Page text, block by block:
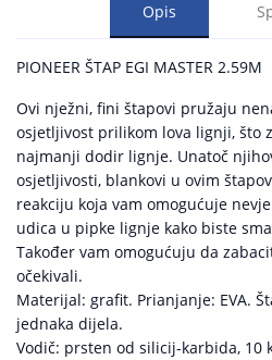
Opis
PIONEER ŠTAP EGI MASTER 2.59M
Ovi nježni, fini štapovi pružaju
osjetljivost prilikom lova lignji, što
najmanji dodir lignje. Unatoč
osjetljivosti, blankovi u ovim
reakciju koja vam omogućuje
udica u pipke lignje kako biste
Također vam omogućuju da
očekivali.
Materijal: grafit. Prianjanje: EVA.
jednaka dijela.
Vodič: prsten od silicij-karbida, 10